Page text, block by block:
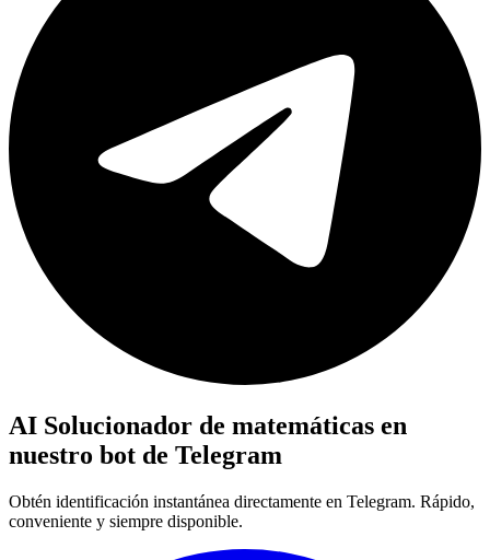
AI Solucionador de matemáticas en
nuestro bot de Telegram
Obtén identificación instantánea directamente en Telegram. Rápido,
conveniente y siempre disponible.